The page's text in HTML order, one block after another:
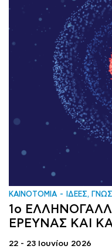
ΚΑΙΝΟΤΟΜΙΑ ΙΔΕΕΣ,
1ο
ΕΡΕΥΝΑΣ ΚΑΙ
22 - 23 Ιουνίου 2026